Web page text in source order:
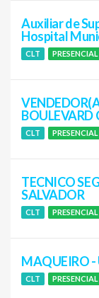
Auxiliar de
Hospital
CLT PRESENCIAL
BOULEVARD
CLT PRESENCIAL
TECNICO
SALVADOR
CLT PRESENCIAL
MAQUEIRO
CLT PRESENCIAL